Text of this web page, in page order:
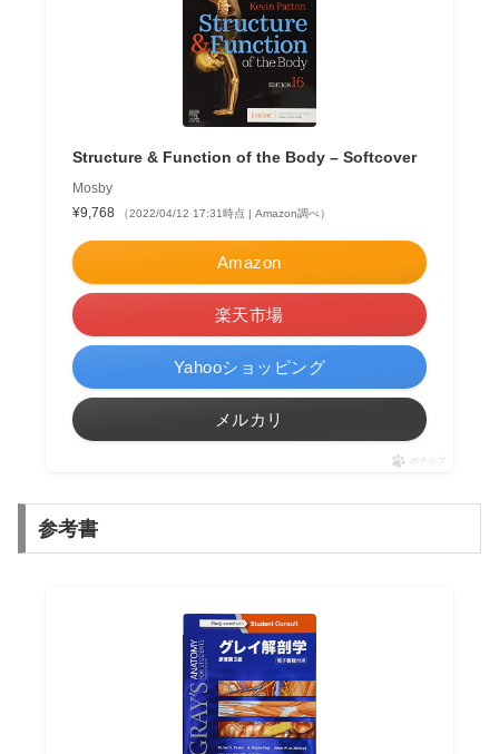
Structure & Function of the Body – Softcover
Mosby
¥9,768
（2022/04/12 17:31時点 | Amazon調べ）
Amazon
楽天市場
Yahooショッピング
メルカリ
ポチップ
参考書